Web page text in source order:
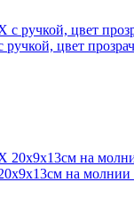
цвет
на молнии